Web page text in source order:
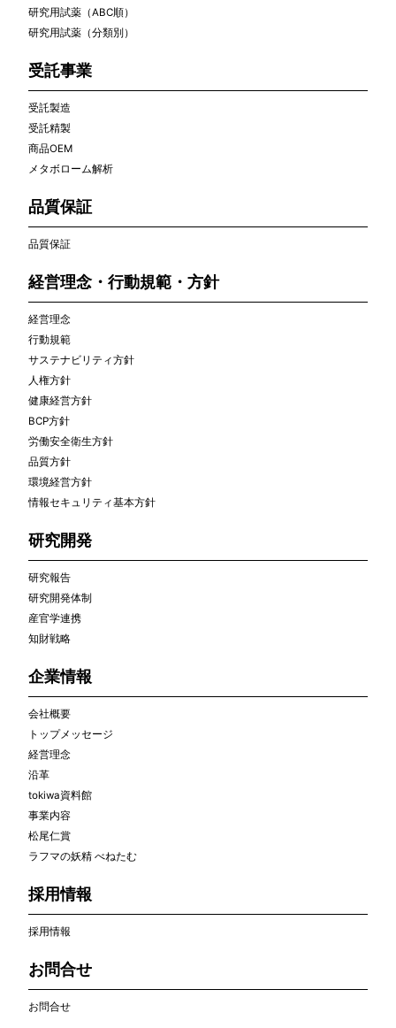
研究用試薬（ABC順）
研究用試薬（分類別）
受託事業
受託製造
受託精製
商品OEM
メタボローム解析
品質保証
品質保証
経営理念・行動規範・方針
経営理念
行動規範
サステナビリティ方針
人権方針
健康経営方針
BCP方針
労働安全衛生方針
品質方針
環境経営方針
情報セキュリティ基本方針
研究開発
研究報告
研究開発体制
産官学連携
知財戦略
企業情報
会社概要
トップメッセージ
経営理念
沿革
tokiwa資料館
事業内容
松尾仁賞
ラフマの妖精 べねたむ
採用情報
採用情報
お問合せ
お問合せ